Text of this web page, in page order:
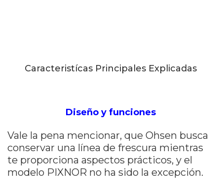
Caracteristícas Principales Explicadas
Diseño y funciones
Vale la pena mencionar, que Ohsen busca
conservar una línea de frescura mientras
te proporciona aspectos prácticos, y el
modelo PIXNOR no ha sido la excepción.